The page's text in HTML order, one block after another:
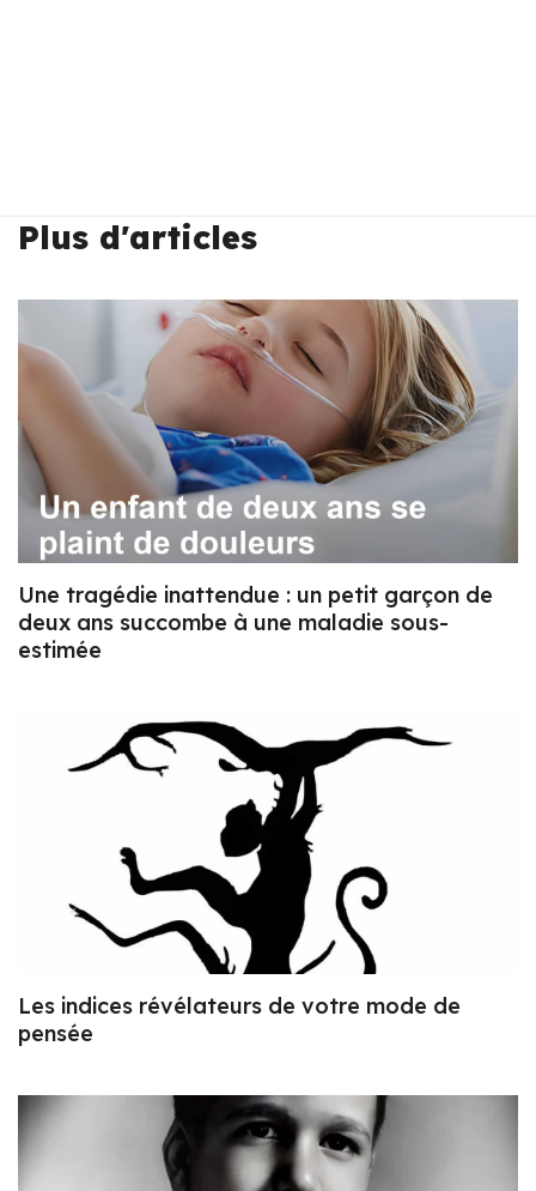
Plus d'articles
Une tragédie inattendue : un petit garçon de
deux ans succombe à une maladie sous-
estimée
Les indices révélateurs de votre mode de
pensée